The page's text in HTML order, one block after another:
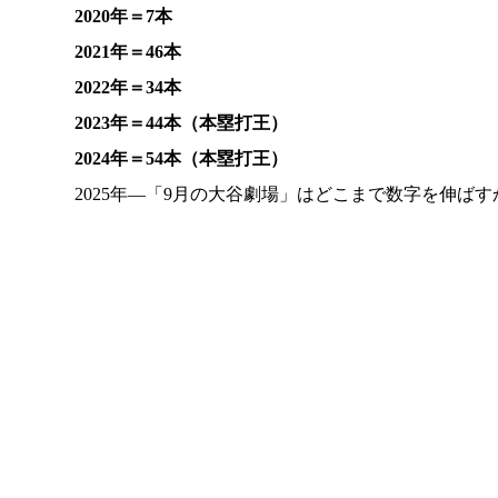
2020年＝7本
2021年＝46本
2022年＝34本
2023年＝44本（本塁打王）
2024年＝54本（本塁打王）
2025年―「9月の大谷劇場」はどこまで数字を伸ばす